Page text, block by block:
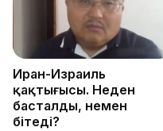
Иран-Израиль
қақтығысы. Неден
басталды, немен
бітеді?